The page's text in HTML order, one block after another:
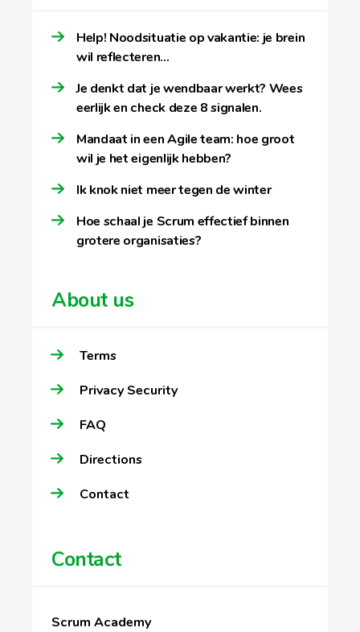
Help! Noodsituatie op vakantie: je brein
wil reflecteren…
Je denkt dat je wendbaar werkt? Wees
eerlijk en check deze 8 signalen.
Mandaat in een Agile team: hoe groot
wil je het eigenlijk hebben?
Ik knok niet meer tegen de winter
Hoe schaal je Scrum effectief binnen
grotere organisaties?
About us
Terms
Privacy Security
FAQ
Directions
Contact
Contact
Scrum Academy